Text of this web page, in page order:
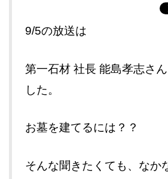
9/5の放送は
第一石材 社長 能島孝志さん
した。
お墓を建てるには？？
そんな聞きたくても、なか